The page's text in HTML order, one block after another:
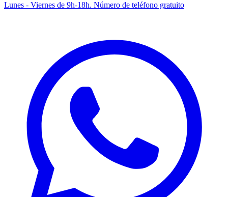
Lunes - Viernes de 9h-18h. Número de teléfono gratuito